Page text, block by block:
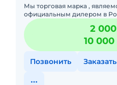
Мы торговая марка ,
официальным дилером в
подъёмным сооружениям.
широкую линейку
2
10
Позвонить Заказать